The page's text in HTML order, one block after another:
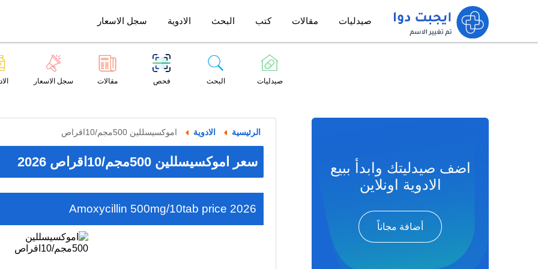
صيدليات مقالات كتب البحث الادوية سجل الاسعار
صيدليات البحث فحص مقالات سجل الاسعار
الرئيسية الادوية اموكسيسللين 500مجم/10اقراص
سعر اموكسيسللين 500مجم/10اقراص 2026
Amoxycillin 500mg/10tab price 2026
اضف صيدليتك وابدأ ببيع
الادوية اونلاين
أضافة مجاناً